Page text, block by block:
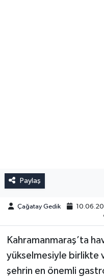
Paylaş
Çağatay Gedik
Kahramanmaraş’ta
yükselmesiyle birlikte
şehrin en önemli